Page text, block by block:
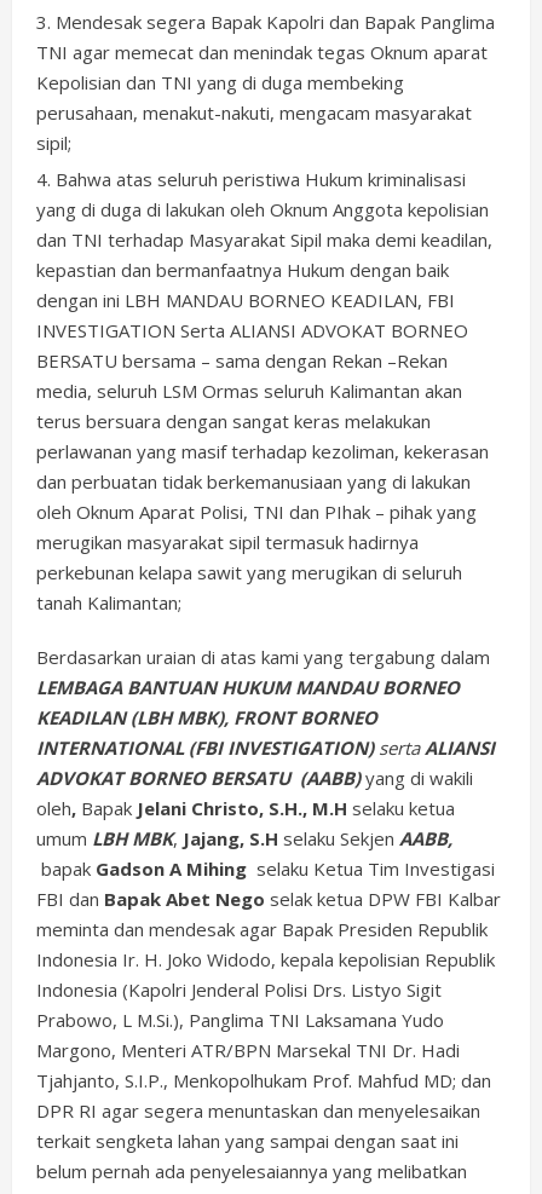
Mendesak segera Bapak Kapolri dan Bapak Panglima
TNI agar memecat dan menindak tegas Oknum aparat
Kepolisian dan TNI yang di duga membeking
perusahaan, menakut-nakuti, mengacam masyarakat
sipil;
Bahwa atas seluruh peristiwa Hukum kriminalisasi
yang di duga di lakukan oleh Oknum Anggota kepolisian
dan TNI terhadap Masyarakat Sipil maka demi keadilan,
kepastian dan bermanfaatnya Hukum dengan baik
dengan ini LBH MANDAU BORNEO KEADILAN, FBI
INVESTIGATION Serta ALIANSI ADVOKAT BORNEO
BERSATU bersama – sama dengan Rekan –Rekan
media, seluruh LSM Ormas seluruh Kalimantan akan
terus bersuara dengan sangat keras melakukan
perlawanan yang masif terhadap kezoliman, kekerasan
dan perbuatan tidak berkemanusiaan yang di lakukan
oleh Oknum Aparat Polisi, TNI dan PIhak – pihak yang
merugikan masyarakat sipil termasuk hadirnya
perkebunan kelapa sawit yang merugikan di seluruh
tanah Kalimantan;
Berdasarkan uraian di atas kami yang tergabung dalam
LEMBAGA BANTUAN HUKUM MANDAU BORNEO
KEADILAN (LBH MBK), FRONT BORNEO
INTERNATIONAL (FBI INVESTIGATION) sertaALIANSI
ADVOKAT BORNEO BERSATU (AABB)yang di wakili
oleh, Bapak Jelani Christo, S.H., M.H selaku ketua
umum LBH MBK, Jajang, S.H selaku Sekjen AABB,
bapak Gadson A Mihing selaku Ketua Tim Investigasi
FBI dan Bapak Abet Nego selak ketua DPW FBI Kalbar
meminta dan mendesak agar Bapak Presiden Republik
Indonesia Ir. H. Joko Widodo, kepala kepolisian Republik
Indonesia (Kapolri Jenderal Polisi Drs. Listyo Sigit
Prabowo, L M.Si.), Panglima TNI Laksamana Yudo
Margono, Menteri ATR/BPN Marsekal TNI Dr. Hadi
Tjahjanto, S.I.P., Menkopolhukam Prof. Mahfud MD; dan
DPR RI agar segera menuntaskan dan menyelesaikan
terkait sengketa lahan yang sampai dengan saat ini
belum pernah ada penyelesaiannya yang melibatkan